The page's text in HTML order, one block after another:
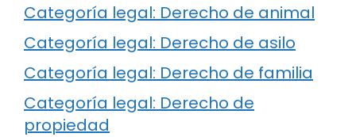
Categoría legal: Derecho de animal
Categoría legal: Derecho de asilo
Categoría legal: Derecho de familia
Categoría legal: Derecho de
propiedad